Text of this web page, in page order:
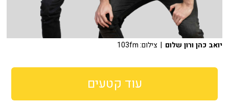
יואב כהן ורון שלום | צילום: 103fm
עוד קטעים